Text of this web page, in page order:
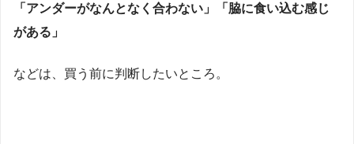
「アンダーがなんとなく合わない」「脇に食い込む感じ
がある」
などは、買う前に判断したいところ。